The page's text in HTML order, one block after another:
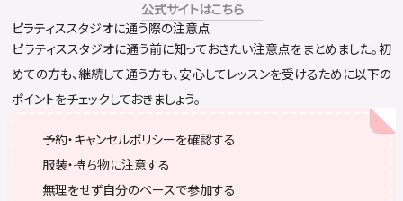
公式サイトはこちら
ピラティススタジオに通う際の注意点
ピラティススタジオに通う前に知っておきたい注意点をまとめました。初
めての方も、継続して通う方も、安心してレッスンを受けるために以下の
ポイントをチェックしておきましょう。
予約・キャンセルポリシーを確認する
服装・持ち物に注意する
無理をせず自分のペースで参加する